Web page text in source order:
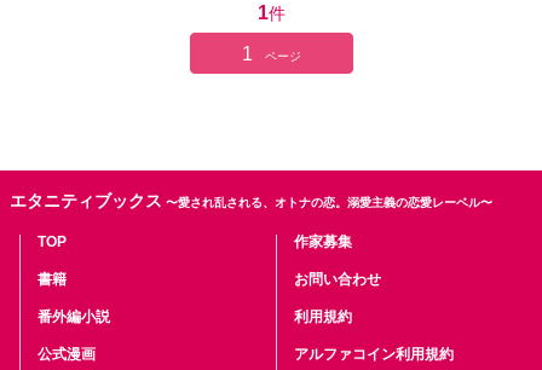
桃の思い出からそのままお読みください。BADエンドルートはこれ
から更新していきます ムーンライトノベルスにも同じものを連載
1件
1 ページ
エタニティブックス 〜愛され乱される、オトナの恋。溺愛主義の恋愛レーベル〜
TOP
書籍
番外編小説
公式漫画
作家募集
お問い合わせ
利用規約
アルファコイン利用規約